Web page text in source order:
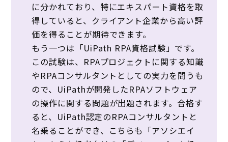
に分かれており、特にエキスパート資格を取
得していると、クライアント企業から高い評
価を得ることが期待できます。
もう一つは「UiPath RPA資格試験」です。
この試験は、RPAプロジェクトに関する知識
やRPAコンサルタントとしての実力を問うも
ので、UiPathが開発したRPAソフトウェア
の操作に関する問題が出題されます。合格す
ると、UiPath認定のRPAコンサルタントと
名乗ることができ、こちらも「アソシエイ